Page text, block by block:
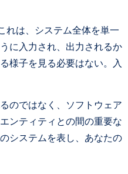
れは、システム全体を単一
に入力され、出力されるか
様子を見る必要はない。入
のではなく、ソフトウェア
ンティティとの間の重要な
システムを表し、あなたの